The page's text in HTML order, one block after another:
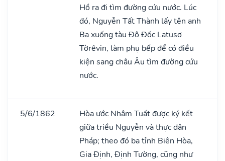
Hồ ra đi tìm đường cứu nước. Lúc
đó, Nguyễn Tất Thành lấy tên anh
Ba xuống tàu Đô Đốc Latusơ
Tờrêvin, làm phụ bếp để có điều
kiện sang châu Âu tìm đường cứu
nước.
5/6/1862
Hòa ước Nhâm Tuất được ký kết
giữa triều Nguyễn và thực dân
Pháp; theo đó ba tỉnh Biên Hòa,
Gia Định, Định Tường, cũng như